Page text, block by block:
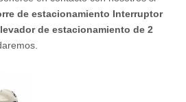
de estacionamiento Interruptor
de estacionamiento de 2